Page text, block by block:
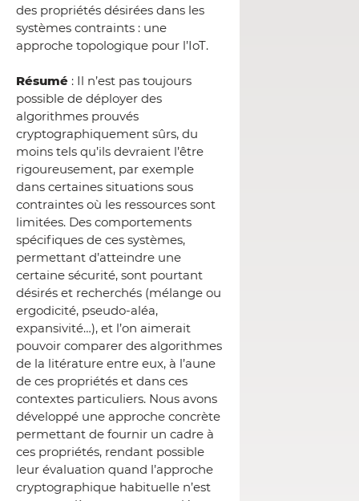
des propriétés désirées dans les
systèmes contraints : une
approche topologique pour l’IoT.
Résumé : Il n’est pas toujours
possible de déployer des
algorithmes prouvés
cryptographiquement sûrs, du
moins tels qu’ils devraient l’être
rigoureusement, par exemple
dans certaines situations sous
contraintes où les ressources sont
limitées. Des comportements
spécifiques de ces systèmes,
permettant d’atteindre une
certaine sécurité, sont pourtant
désirés et recherchés (mélange ou
ergodicité, pseudo-aléa,
expansivité…), et l’on aimerait
pouvoir comparer des algorithmes
de la litérature entre eux, à l’aune
de ces propriétés et dans ces
contextes particuliers. Nous avons
développé une approche concrète
permettant de fournir un cadre à
ces propriétés, rendant possible
leur évaluation quand l’approche
cryptographique habituelle n’est